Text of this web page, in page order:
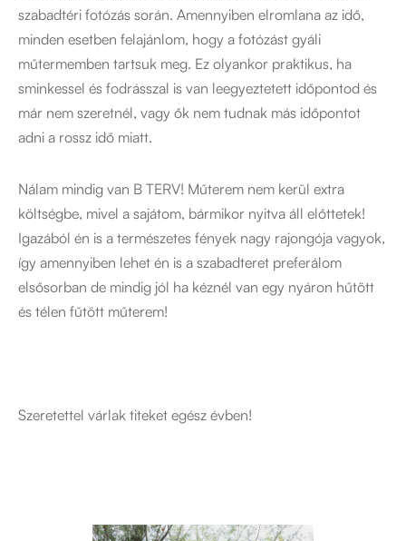
szabadtéri fotózás során. Amennyiben elromlana az idő,
minden esetben felajánlom, hogy a fotózást gyáli
műtermemben tartsuk meg. Ez olyankor praktikus, ha
sminkessel és fodrásszal is van leegyeztetett időpontod és
már nem szeretnél, vagy ők nem tudnak más időpontot
adni a rossz idő miatt.
Nálam mindig van B TERV! Műterem nem kerül extra
költségbe, mivel a sajátom, bármikor nyitva áll előttetek!
Igazából én is a természetes fények nagy rajongója vagyok,
így amennyiben lehet én is a szabadteret preferálom
elsősorban de mindig jól ha kéznél van egy nyáron hűtött
és télen fűtött műterem!
Szeretettel várlak titeket egész évben!